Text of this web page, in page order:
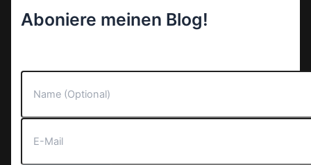
Aboniere meinen Blog!